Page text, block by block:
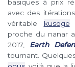
basiques à prix
avec des
véritable kusoge
proche du nanar
2017, Earth
tournant.